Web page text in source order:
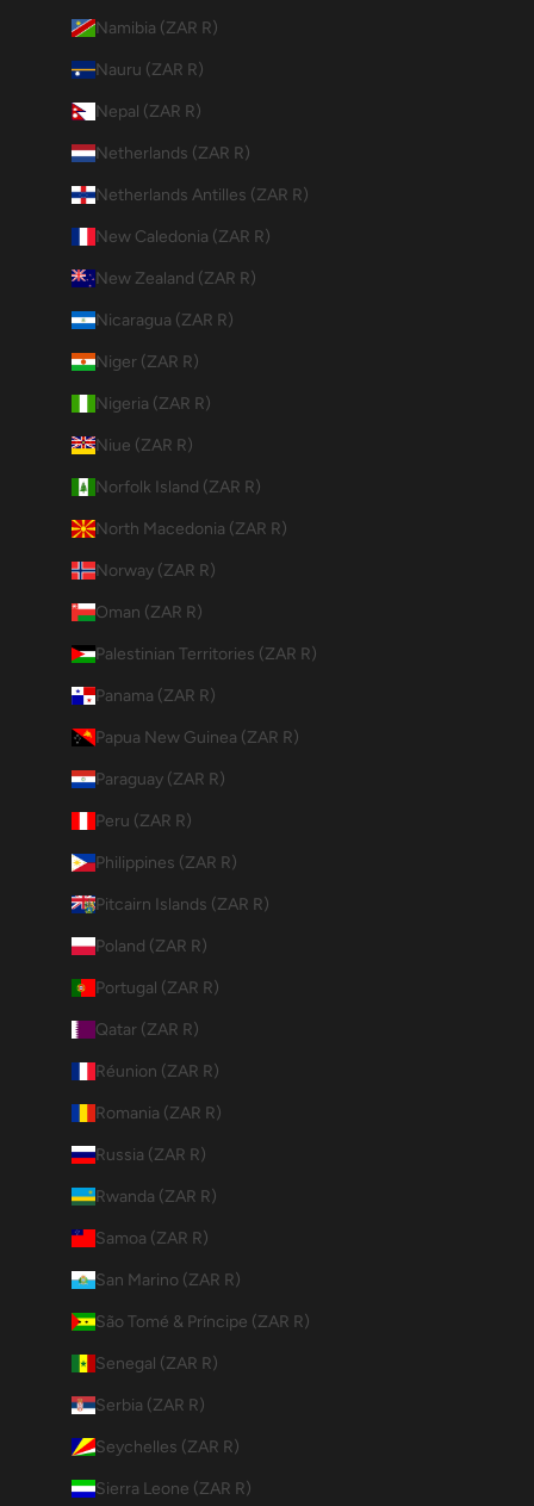
Namibia (ZAR R)
Nauru (ZAR R)
Nepal (ZAR R)
Netherlands (ZAR R)
Netherlands Antilles (ZAR R)
New Caledonia (ZAR R)
New Zealand (ZAR R)
Nicaragua (ZAR R)
Niger (ZAR R)
Nigeria (ZAR R)
Niue (ZAR R)
Norfolk Island (ZAR R)
North Macedonia (ZAR R)
Norway (ZAR R)
Oman (ZAR R)
Palestinian Territories (ZAR R)
Panama (ZAR R)
Papua New Guinea (ZAR R)
Paraguay (ZAR R)
Peru (ZAR R)
Philippines (ZAR R)
Pitcairn Islands (ZAR R)
Poland (ZAR R)
Portugal (ZAR R)
Qatar (ZAR R)
Réunion (ZAR R)
Romania (ZAR R)
Russia (ZAR R)
Rwanda (ZAR R)
Samoa (ZAR R)
San Marino (ZAR R)
São Tomé & Príncipe (ZAR R)
Senegal (ZAR R)
Serbia (ZAR R)
Seychelles (ZAR R)
Sierra Leone (ZAR R)